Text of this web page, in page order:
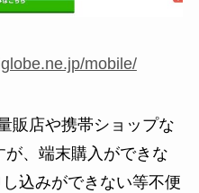
mobile/
販店や携帯ショップな
、端末購入ができな
込みができない等不便